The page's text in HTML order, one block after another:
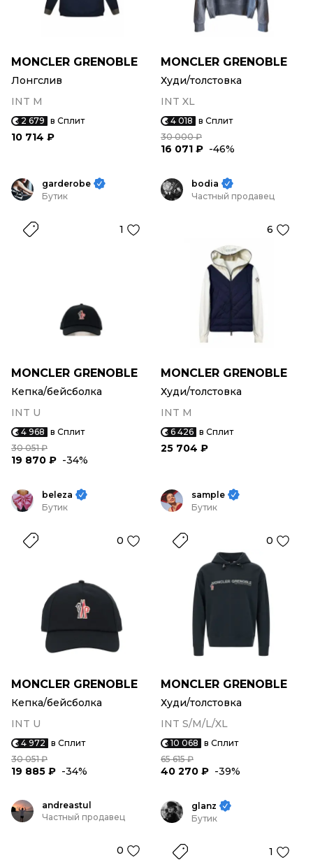
MONCLER GRENOBLE
Лонгслив
INT M
2 679 в Сплит
10 714 ₽
MONCLER GRENOBLE
Худи/толстовка
INT XL
4 018 в Сплит
30 000 ₽
16 071 ₽ -46%
garderobe
Бутик
1
MONCLER GRENOBLE
Кепка/бейсболка
INT U
4 968 в Сплит
30 051 ₽
19 870 ₽ -34%
bodia
Частный продавец
6
MONCLER GRENOBLE
Худи/толстовка
INT M
6 426 в Сплит
25 704 ₽
beleza
Бутик
0
MONCLER GRENOBLE
Кепка/бейсболка
INT U
4 972 в Сплит
30 051 ₽
19 885 ₽ -34%
sample
Бутик
0
MONCLER GRENOBLE
Худи/толстовка
INT S/M/L/XL
10 068 в Сплит
65 615 ₽
40 270 ₽ -39%
andreastul
Частный продавец
0
glanz
Бутик
1